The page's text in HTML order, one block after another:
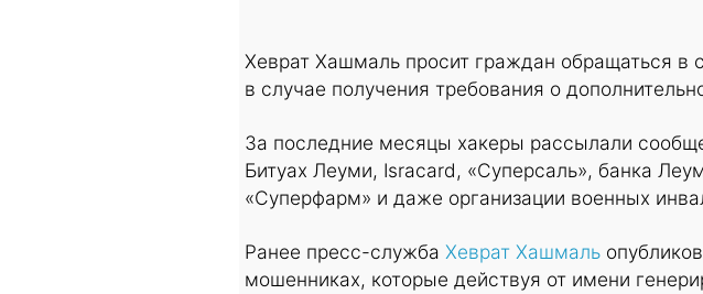
Хеврат Хашмаль просит граждан обращаться в
в случае получения требования о
За последние месяцы хакеры рассылали
Битуах Леуми, Isracard, «Суперсаль», банка
«Суперфарм» и даже организации военных
Ранее пресс-служба Хеврат Хашмаль
мошенниках, которые действуя от имени